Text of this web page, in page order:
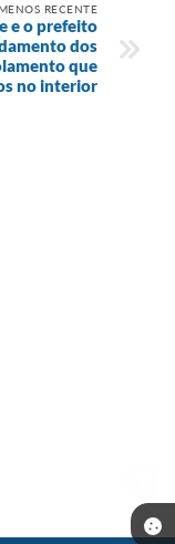
RECENTE
e o prefeito
dos
que
no interior